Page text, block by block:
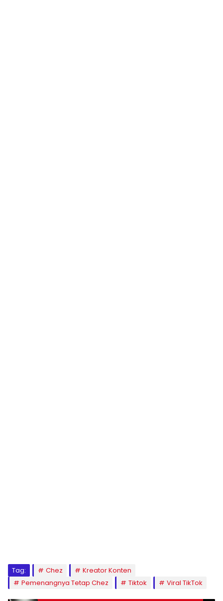
Tag: Chez
Kreator Konten
Pemenangnya Tetap Chez
Tiktok Viral TikTok